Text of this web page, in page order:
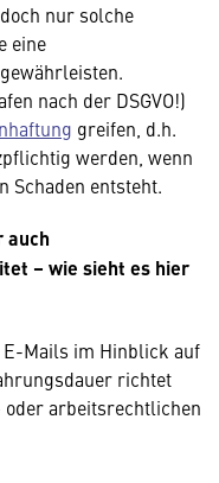
nur solche
eine
nach der DSGVO!)
greifen, d.h.
werden, wenn
Schaden entsteht.
auch
– wie sieht es hier
Mails im Hinblick auf
richtet
oder arbeitsrechtlichen